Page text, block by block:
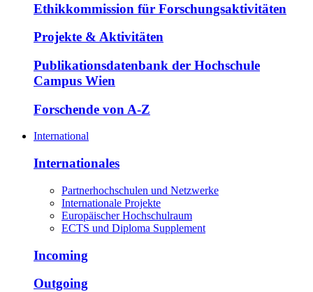
Ethikkommission für Forschungsaktivitäten
Projekte & Aktivitäten
Publikationsdatenbank der Hochschule
Campus Wien
Forschende von A-Z
International
Internationales
Partnerhochschulen und Netzwerke
Internationale Projekte
Europäischer Hochschulraum
ECTS und Diploma Supplement
Incoming
Outgoing